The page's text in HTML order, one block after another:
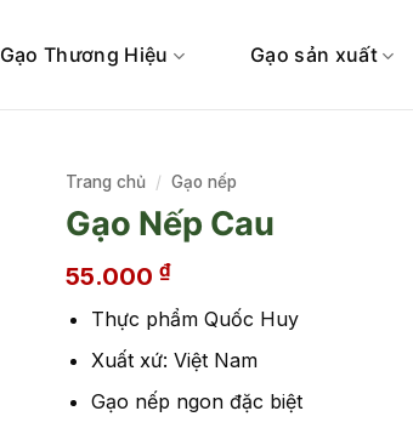
Gạo Thương Hiệu Gạo sản xuất
Trang chủ / Gạo nếp
Gạo Nếp Cau
55.000 ₫
Thực phẩm Quốc Huy
Xuất xứ: Việt Nam
Gạo nếp ngon đặc biệt